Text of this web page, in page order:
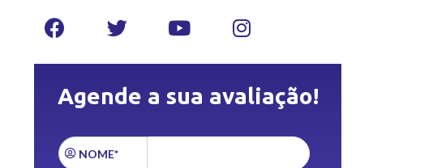
Agende a sua avaliação!
NOME*